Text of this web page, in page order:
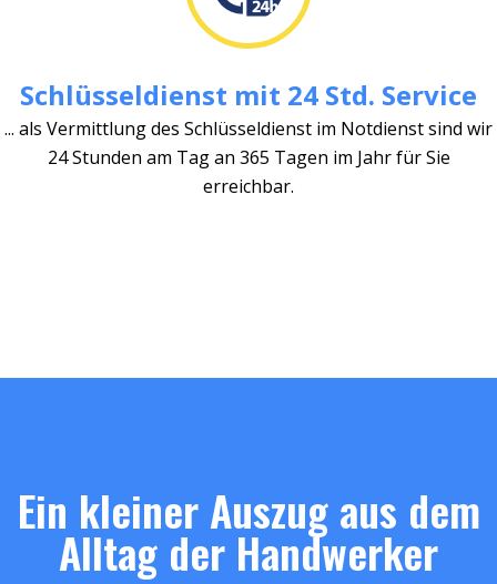
Schlüsseldienst mit 24 Std. Service
... als Vermittlung des Schlüsseldienst im Notdienst sind wir
24 Stunden am Tag an 365 Tagen im Jahr für Sie
erreichbar.
Ein kleiner Auszug aus dem
Alltag der Handwerker